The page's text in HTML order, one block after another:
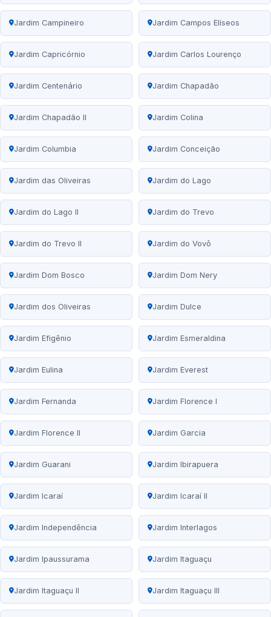
Jardim Campineiro Jardim Campos Elíseos
Jardim Capricórnio Jardim Carlos Lourenço
Jardim Centenário Jardim Chapadão
Jardim Chapadão II Jardim Colina
Jardim Columbia Jardim Conceição
Jardim das Oliveiras Jardim do Lago
Jardim do Lago II Jardim do Trevo
Jardim do Trevo II Jardim do Vovô
Jardim Dom Bosco Jardim Dom Nery
Jardim dos Oliveiras Jardim Dulce
Jardim Efigênio Jardim Esmeraldina
Jardim Eulina Jardim Everest
Jardim Fernanda Jardim Florence I
Jardim Florence II Jardim Garcia
Jardim Guarani Jardim Ibirapuera
Jardim Icaraí Jardim Icaraí II
Jardim Independência Jardim Interlagos
Jardim Ipaussurama Jardim Itaguaçu
Jardim Itaguaçu II Jardim Itaguaçu III